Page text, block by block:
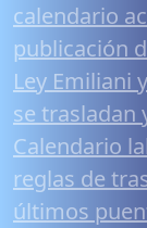
calendario
publicación
Ley Emiliani
se trasladan
Calendario
reglas de
últimos